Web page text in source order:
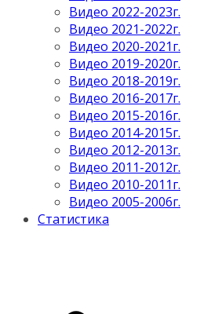
Видео 2022-2023г.
Видео 2021-2022г.
Видео 2020-2021г.
Видео 2019-2020г.
Видео 2018-2019г.
Видео 2016-2017г.
Видео 2015-2016г.
Видео 2014-2015г.
Видео 2012-2013г.
Видео 2011-2012г.
Видео 2010-2011г.
Видео 2005-2006г.
Статистика